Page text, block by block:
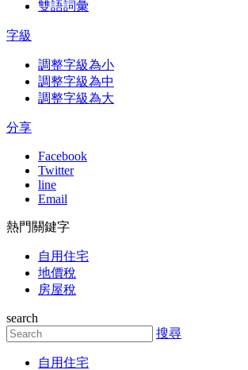
雙語詞彙
字級
調整字級為小
調整字級為中
調整字級為大
分享
Facebook
Twitter
line
Email
熱門關鍵字
自用住宅
地價稅
房屋稅
search
搜尋
自用住宅